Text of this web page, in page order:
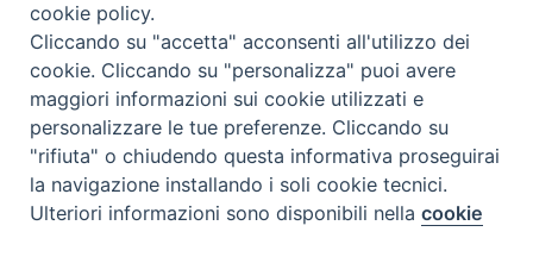
CONTATTI
Piazza Arcivescovado, 1 48121- Ravenna
tel 0544.541655
curia@diocesiravennacervia.it
Per segnalazioni tecniche e aggiornamenti:
webmaster@diocesiravennacervia.it
Preferenze Cookie
cookie policy.
Cliccando su "accetta" acconsenti all'utilizzo dei
cookie. Cliccando su "personalizza" puoi avere
maggiori informazioni sui cookie utilizzati e
personalizzare le tue preferenze. Cliccando su
"rifiuta" o chiudendo questa informativa proseguirai
la navigazione installando i soli cookie tecnici.
Ulteriori informazioni sono disponibili nellacookie